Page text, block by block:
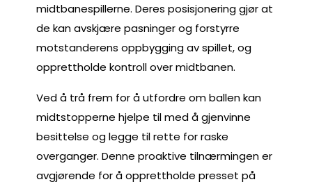
midtbanespillerne. Deres posisjonering gjør at
de kan avskjære pasninger og forstyrre
motstanderens oppbygging av spillet, og
opprettholde kontroll over midtbanen.
Ved å trå frem for å utfordre om ballen kan
midtstopperne hjelpe til med å gjenvinne
besittelse og legge til rette for raske
overganger. Denne proaktive tilnærmingen er
avgjørende for å opprettholde presset på